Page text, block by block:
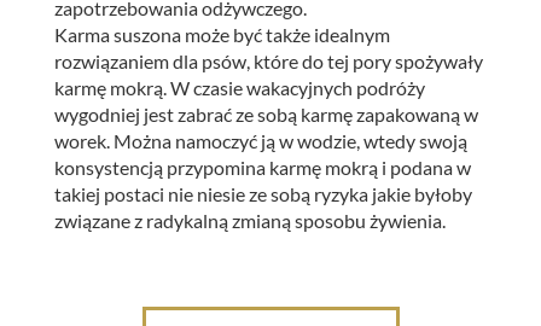
zapotrzebowania odżywczego.
Karma suszona może być także idealnym
rozwiązaniem dla psów, które do tej pory spożywały
karmę mokrą. W czasie wakacyjnych podróży
wygodniej jest zabrać ze sobą karmę zapakowaną w
worek. Można namoczyć ją w wodzie, wtedy swoją
konsystencją przypomina karmę mokrą i podana w
takiej postaci nie niesie ze sobą ryzyka jakie byłoby
związane z radykalną zmianą sposobu żywienia.